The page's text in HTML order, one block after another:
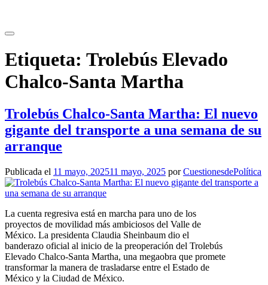
contenido
Etiqueta: Trolebús Elevado
Chalco-Santa Martha
Trolebús Chalco-Santa Martha: El nuevo
gigante del transporte a una semana de su
arranque
Publicada el 11 mayo, 202511 mayo, 2025 porCuestionesdePolítica
La cuenta regresiva está en marcha para uno de los
proyectos de movilidad más ambiciosos del Valle de
México. La presidenta Claudia Sheinbaum dio el
banderazo oficial al inicio de la preoperación del Trolebús
Elevado Chalco-Santa Martha, una megaobra que promete
transformar la manera de trasladarse entre el Estado de
México y la Ciudad de México.